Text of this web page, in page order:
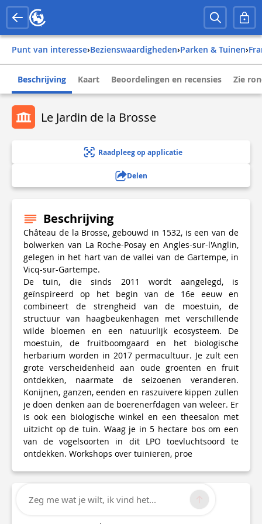
Punt van interesse› Bezienswaardigheden› Parken & Tuinen›
Beschrijving Kaart Beoordelingen en recensies Zie
Le Jardin de la Brosse
Raadpleeg op applicatie
Delen
Beschrijving
Château de la Brosse, gebouwd in 1532, is een van de
bolwerken van La Roche-Posay en Angles-sur-l'Anglin,
gelegen in het hart van de vallei van de Gartempe, in
Vicq-sur-Gartempe.
De tuin, die sinds 2011 wordt aangelegd, is
geïnspireerd op het begin van de 16e eeuw en
combineert de strengheid van de moestuin, de
structuur van haagbeukenhagen met verschillende
wilde bloemen en een natuurlijk ecosysteem. De
moestuin, de fruitboomgaard en het biologische
herbarium worden in 2017 permacultuur. Je zult een
grote verscheidenheid aan oude groenten en fruit
ontdekken, naarmate de seizoenen veranderen.
Konijnen, ganzen, eenden en raszuivere kippen zullen
je doen denken aan de boerenerfdagen van weleer. Er
is ook een biologische winkel en een theesalon met
uitzicht op de tuin. Waag je in 5 hectare bos om een
van de vogelsoorten in dit LPO toevluchtsoord te
ontdekken. Workshops over tuinieren, proe
Technische informatie
Zeg me wat je wilt, ik vind het...